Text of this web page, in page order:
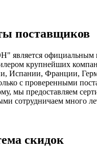
поставщиков
является официальным
крупнейших
Испании, Франции,
с проверенными
мы предоставляем
сотрудничаем много
скидок